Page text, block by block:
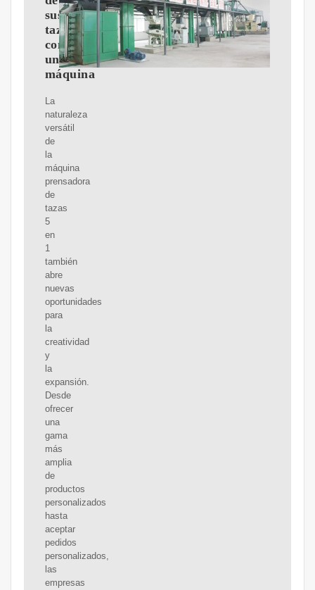
sus
tazas
con
una
máquina
La
naturaleza
versátil
de
la
máquina
prensadora
de
tazas
5
en
1
también
abre
nuevas
oportunidades
para
la
creatividad
y
la
expansión.
Desde
ofrecer
una
gama
más
amplia
de
productos
personalizados
hasta
aceptar
pedidos
personalizados,
las
empresas